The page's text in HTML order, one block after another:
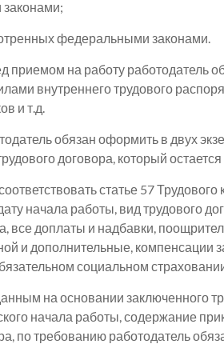
федеральными законами.
приемом на работу работодатель
внутреннего трудового
и т.д.
обязан оформить в двух
договора, который
статье 57
начала работы, вид трудового
все доплаты и надбавки,
и дополнительные, компенсации
социальном
на основании заключенного
начала работы, содержание
по требованию работодатель